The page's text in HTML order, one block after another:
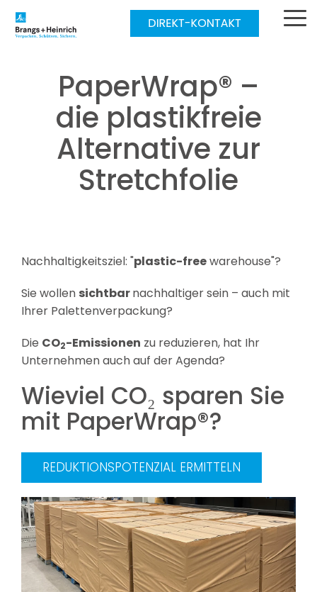
Skip
the
PaperWrap® –
die plastikfreie
Alternative zur
Stretchfolie
Nachhaltigkeitsziel: "plastic-freewarehouse"?
Sie wollen sichtbarnachhaltiger sein – auch mit
Ihrer Palettenverpackung?
Die CO2-Emissionen zu reduzieren, hat Ihr
Unternehmen auch auf der Agenda?
Wieviel CO₂ sparen Sie
mit PaperWrap®?
REDUKTIONSPOTENZIAL ERMITTELN